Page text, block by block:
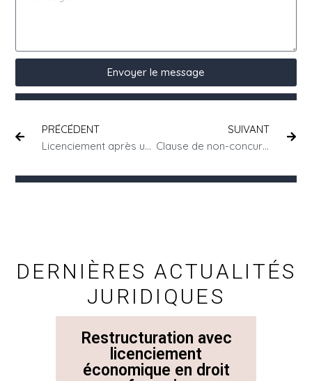
Envoyer le message
PRÉCÉDENT
Licenciement après un temps partiel thérapeutique : comment calculer l’indemnité de licenciement ?
SUIVANT
Clause de non-concurrence : comment éviter l’annulation de votre clause par les juges ?
DERNIÈRES ACTUALITÉS
JURIDIQUES
Restructuration avec
licenciement
économique en droit